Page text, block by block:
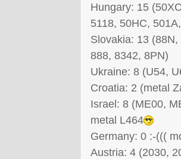
Hungary: 15
5118, 50HC,
Slovakia: 13
888, 8342, 8PN)
Ukraine: 8 (U54,
Croatia: 2 (metal
Israel: 8 (ME00,
metal L464
Germany: 0 :-(((
Austria: 4 (2030,